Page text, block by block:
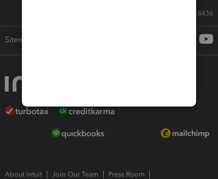
Call Sales: 833-564-8436
Sitemap
About Intuit Join Our Team
Press Room